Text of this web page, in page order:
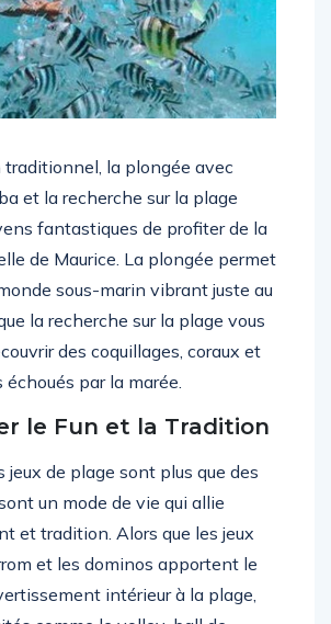
traditionnel, la plongée avec
et la recherche sur la plage
fantastiques de profiter de la
de Maurice. La plongée permet
sous-marin vibrant juste au
la recherche sur la plage vous
des coquillages, coraux et
échoués par la marée.
le Fun et la Tradition
jeux de plage sont plus que des
un mode de vie qui allie
et tradition. Alors que les jeux
et les dominos apportent le
intérieur à la plage,